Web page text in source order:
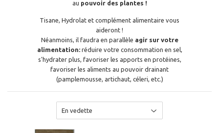
au pouvoir des plantes !
Tisane, Hydrolat et complément alimentaire vous
aideront !
Néanmoins, il faudra en parallèle agir sur votre
alimentation: réduire votre consommation en sel,
s'hydrater plus, favoriser les apports en protéines,
favoriser les aliments au pouvoir drainant
(pamplemousse, artichaut, céleri, etc.)